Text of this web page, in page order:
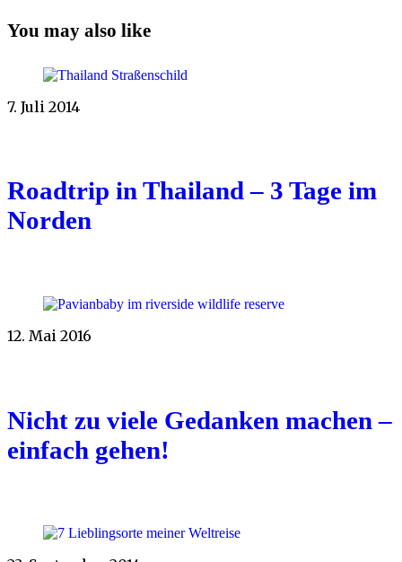
You may also like
7. Juli 2014
Roadtrip in Thailand – 3 Tage im
Norden
12. Mai 2016
Nicht zu viele Gedanken machen –
einfach gehen!